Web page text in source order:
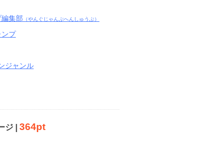
集部 （やんぐじゃんぷへんしゅうぶ）
ンプ
ジャンル
ジ | 364pt